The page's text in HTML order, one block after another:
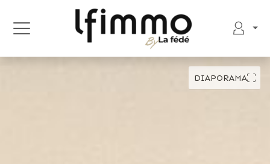
DIAPORAMA